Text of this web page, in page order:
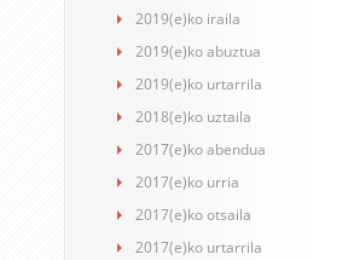
2019(e)ko iraila
2019(e)ko abuztua
2019(e)ko urtarrila
2018(e)ko uztaila
2017(e)ko abendua
2017(e)ko urria
2017(e)ko otsaila
2017(e)ko urtarrila